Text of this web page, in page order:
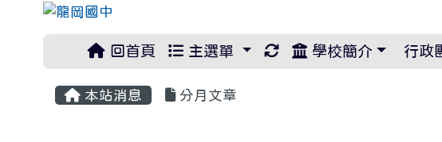
回首頁 主選單 重新取得佈景設定
學校簡介 行政
本站消息 分月文章